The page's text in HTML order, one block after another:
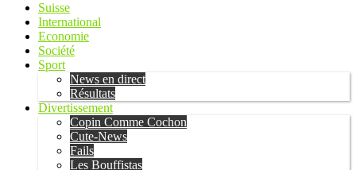
Suisse
International
Economie
Société
Sport
News en direct
Résultats
Divertissement
Copin Comme Cochon
Cute-News
Fails
Les Bouffistas